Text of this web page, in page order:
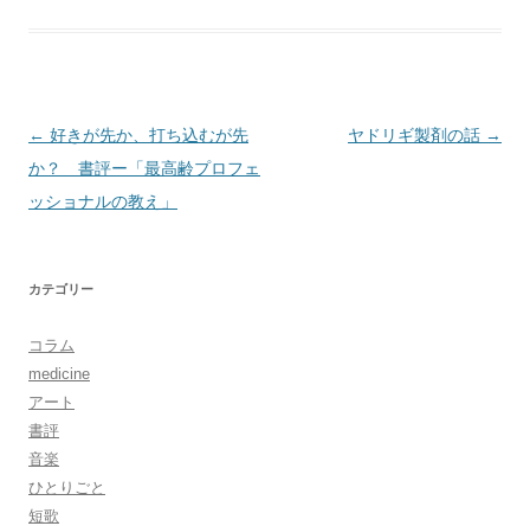
投
稿
ナ
ー
ョ
ン
← 好きが先か、打ち込むが先
か？ 書評ー「最高齢プロフェ
ッショナルの教え」
ヤドリギ製剤の話 →
カテゴリー
コラム
medicine
アート
書評
音楽
ひとりごと
短歌